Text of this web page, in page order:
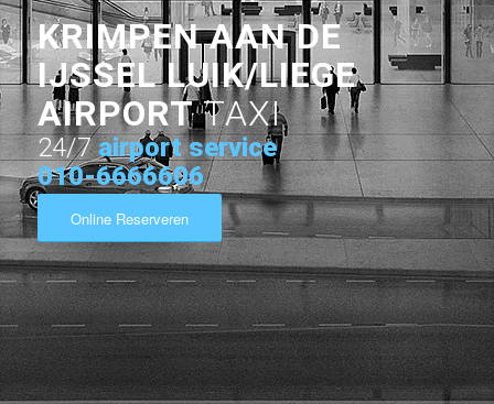
KRIMPEN AAN DE
IJSSEL LUIK/LIEGE
AIRPORTTAXI
24/7 airport service
010-6666606
Online Reserveren